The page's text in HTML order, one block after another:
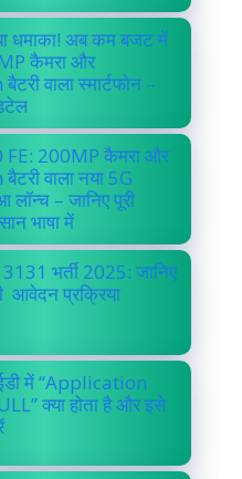
धमाका! अब कम बजट में
कैमरा और
वाला स्मार्टफोन –
FE: 200MP कैमरा और
वाला नया 5G
लॉन्च – जानिए पूरी
भाषा में
भर्ती 2025: जानिए
आवेदन प्रक्रिया
में “Application
क्या होता है और इसे